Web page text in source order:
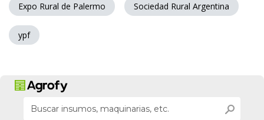
Expo Rural de Palermo Sociedad Rural Argentina
ypf